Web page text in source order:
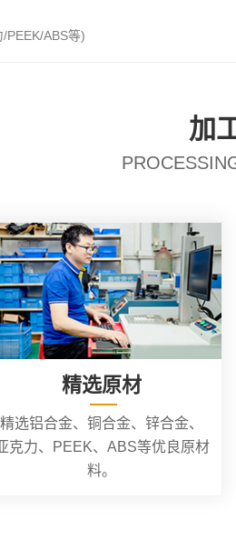
PEEK/ABS等)
加
精选原材
精选铝合金、铜合金、锌合金、
克力、PEEK、ABS等优良原材
料。